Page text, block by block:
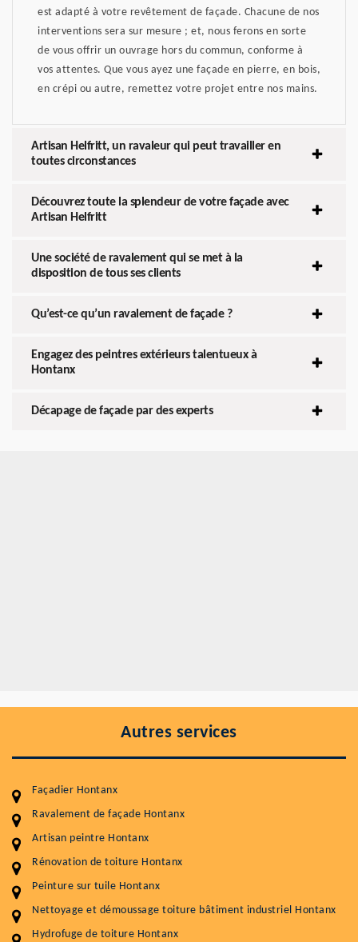
est adapté à votre revêtement de façade. Chacune de nos
interventions sera sur mesure ; et, nous ferons en sorte
de vous offrir un ouvrage hors du commun, conforme à
vos attentes. Que vous ayez une façade en pierre, en bois,
en crépi ou autre, remettez votre projet entre nos mains.
Artisan Helfritt, un ravaleur qui peut travailler en
toutes circonstances
Découvrez toute la splendeur de votre façade avec
Artisan Helfritt
Une société de ravalement qui se met à la
disposition de tous ses clients
Qu’est-ce qu’un ravalement de façade ?
Engagez des peintres extérieurs talentueux à
Hontanx
Décapage de façade par des experts
Autres services
Façadier Hontanx
Ravalement de façade Hontanx
Artisan peintre Hontanx
Rénovation de toiture Hontanx
Peinture sur tuile Hontanx
Nettoyage et démoussage toiture bâtiment industriel Hontanx
Hydrofuge de toiture Hontanx
Entretenir votre toiture, c'est préserver sa
durabilité
Plus de 15 ans d'expérience en couverture et facade
Service